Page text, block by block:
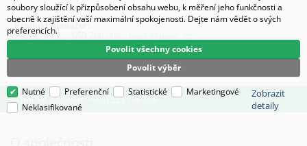
Produkt manažer:
PASIČ s.r.o., 553 786 006,
Technické oddělení: +420 553 786 006
soubory sloužící k přizpůsobení obsahu webu, k měření jeho funkčnosti a
obecně k zajištění vaší maximální spokojenosti. Dejte nám vědět o svých
preferencích.
Povolit výběr
Povolit všechny cookies
Nutné Preferenční Statistické
Marketingové
Neklasifikované
Zobrazit
detaily